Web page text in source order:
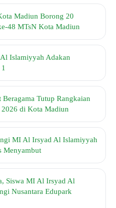
Madiun Borong 20
48 MTsN Kota Madiun
Islamiyyah Adakan
Tutup Rangkaian
di Kota Madiun
MI Al Irsyad Al Islamiyyah
Menyambut
Siswa MI Al Irsyad Al
Nusantara Edupark